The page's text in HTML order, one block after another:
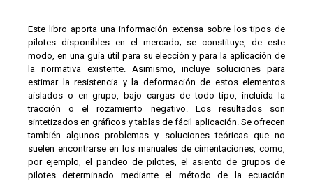
Este libro aporta una información extensa sobre los tipos de
pilotes disponibles en el mercado; se constituye, de este
modo, en una guía útil para su elección y para la aplicación de
la normativa existente. Asimismo, incluye soluciones para
estimar la resistencia y la de­formación de estos elementos
aislados o en grupo, bajo cargas de todo tipo, incluida la
tracción o el rozamiento negativo. Los resultados son
sintetizados en gráficos y tablas de fácil aplicación. Se ofrecen
también algunos problemas y soluciones teóricas que no
suelen encontrarse en los manuales de cimentaciones, como,
por ejemplo, el pandeo de pilotes, el asiento de grupos de
pilotes determinado mediante el método de la ecuación